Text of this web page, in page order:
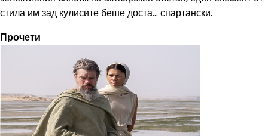
стила им зад кулисите беше доста... спартански.
Прочети